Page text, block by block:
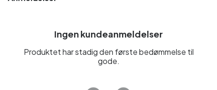
Ingen kundeanmeldelser
Produktet har stadig den første bedømmelse til
gode.